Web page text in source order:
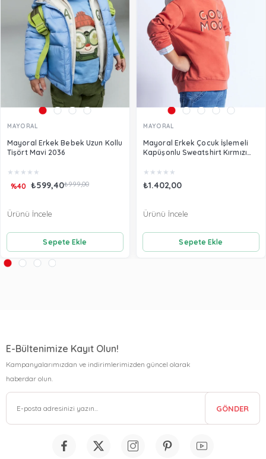
MAYORAL
Mayoral Erkek Bebek Uzun Kollu
Tişört Mavi 2036
★ ★ ★ ★ ★
₺599,40₺999,00
%40
Sepete Ekle
Ürünü İncele
MAYORAL
Mayoral Erkek Çocuk İşlemeli
Kapüşonlu Sweatshirt Kırmızı
★ ★ ★ ★ ★
₺1.402,00
Sepete Ekle
Ürünü İncele
E-Bültenimize Kayıt Olun!
Kampanyalarımızdan ve indirimlerimizden güncel olarak
haberdar olun.
GÖNDER